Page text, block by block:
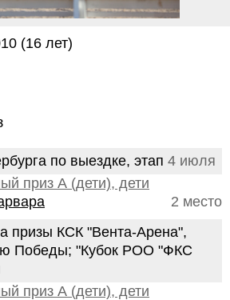
(16 лет)
по выездке, этап 4 июля
приз А (дети), дети
2 место
призы КСК "Вента-Арена",
Победы; "Кубок РОО "ФКС
приз А (дети), дети